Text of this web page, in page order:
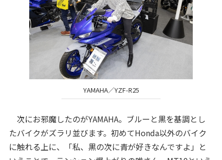
YAMAHA／YZF-R25
次にお邪魔したのがYAMAHA。ブルーと黒を基調とし
たバイクがズラリ並びます。初めてHonda以外のバイク
に触れる上に、「私、黒の次に青が好きなんですよ」と